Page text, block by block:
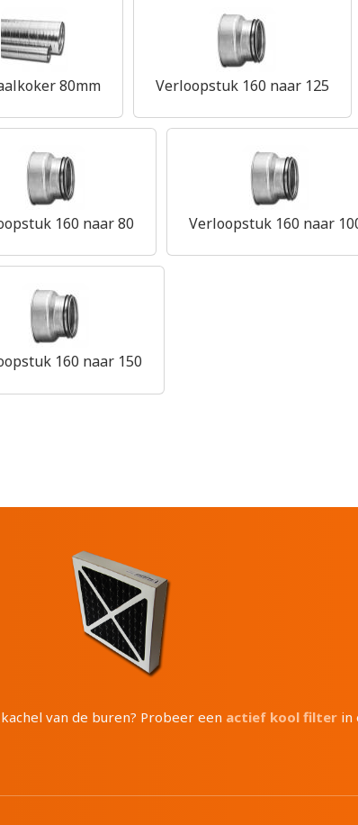
80mm Verloopstuk 160 naar 125
160 naar 80 Verloopstuk 160 naar
160 naar 150
van de buren? Probeer een actief kool filter in